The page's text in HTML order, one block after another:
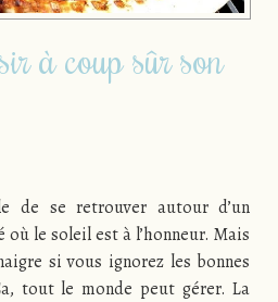
à coup sûr son
de se retrouver autour d’un
où le soleil est à l’honneur. Mais
si vous ignorez les bonnes
tout le monde peut gérer. La